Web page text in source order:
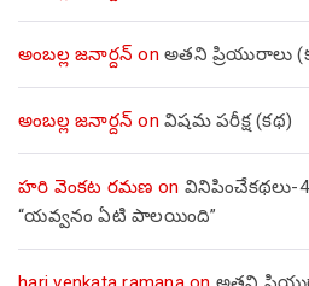
అంబల్ల జనార్దన్ on అతని ప్రియురాలు
అంబల్ల జనార్దన్ on విషమ పరీక్ష (క‌థ‌)
హరి వెంకట రమణ on వినిపించేకథలు-
“యవ్వనం ఏటి పాలయింది”